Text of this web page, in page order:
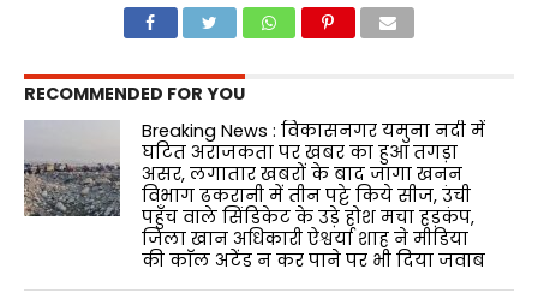
RECOMMENDED FOR YOU
Breaking News : विकासनगर यमुना नदी में
घटित अराजकता पर खबर का हुआ तगड़ा
असर, लगातार खबरों के बाद जागा खनन
विभाग ढकरानी में तीन पट्टे किये सीज, उंची
पहुँच वाले सिंडिकेट के उड़े होश मचा हड़कंप,
जिला खान अधिकारी ऐश्वर्या शाह ने मीडिया
की काॅल अटेंड न कर पाने पर भी दिया जवाब